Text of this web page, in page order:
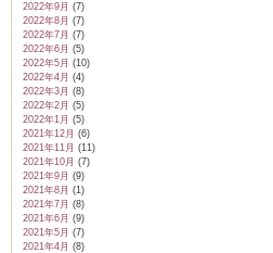
2022年9月 (7)
2022年8月 (7)
2022年7月 (7)
2022年6月 (5)
2022年5月 (10)
2022年4月 (4)
2022年3月 (8)
2022年2月 (5)
2022年1月 (5)
2021年12月 (6)
2021年11月 (11)
2021年10月 (7)
2021年9月 (9)
2021年8月 (1)
2021年7月 (8)
2021年6月 (9)
2021年5月 (7)
2021年4月 (8)